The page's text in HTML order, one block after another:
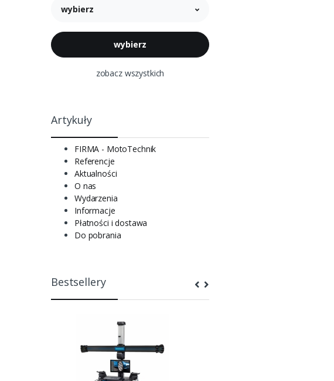
wybierz
zobacz wszystkich
Artykuły
FIRMA - MotoTechnik
Referencje
Aktualności
O nas
Wydarzenia
Informacje
Płatności i dostawa
Do pobrania
Bestsellery